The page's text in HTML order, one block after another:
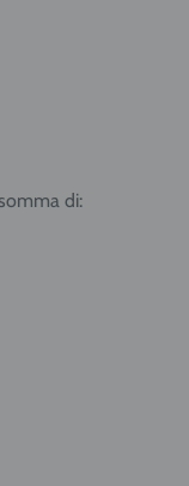
brevi per Nord
effettuare la
di consegna.
del
da Udine, 40 -
di: